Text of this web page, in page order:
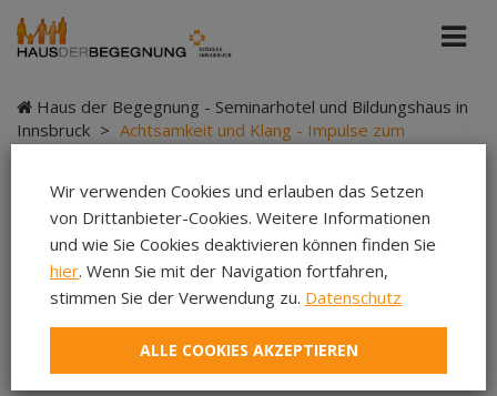
Haus der Begegnung - Seminarhotel und Bildungshaus in
Innsbruck > Achtsamkeit und Klang - Impulse zum
Achtsamkeit und
Klang - Impulse zum
bewussten Innehalten
Wir verwenden Cookies und erlauben das Setzen
von Drittanbieter-Cookies. Weitere Informationen
und wie Sie Cookies deaktivieren können finden Sie
hier. Wenn Sie mit der Navigation fortfahren,
stimmen Sie der Verwendung zu. Datenschutz
ALLE COOKIES AKZEPTIEREN